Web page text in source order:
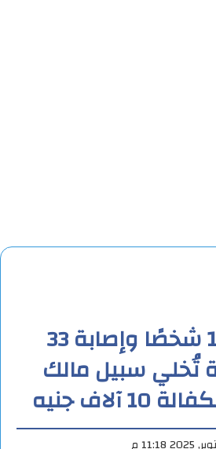
«بعد مصرع 14 شخصًا وإصابة 33
تُخلي سبيل مالك
جنيه